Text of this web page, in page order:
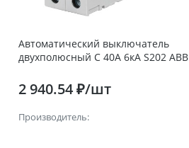
Автоматический выключатель
двухполюсный C 40А 6кА S202 ABB
2 940.54 ₽/шт
Производитель: